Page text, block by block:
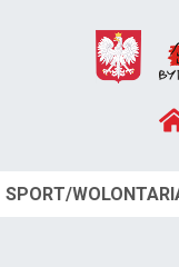
SPORT/